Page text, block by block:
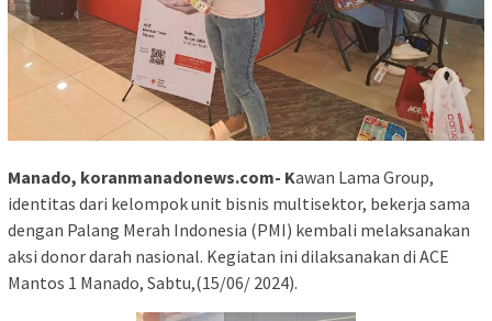
Manado, koranmanadonews.com- Kawan Lama Group,
identitas dari kelompok unit bisnis multisektor, bekerja sama
dengan Palang Merah Indonesia (PMI) kembali melaksanakan
aksi donor darah nasional. Kegiatan ini dilaksanakan di ACE
Mantos 1 Manado, Sabtu,(15/06/ 2024).